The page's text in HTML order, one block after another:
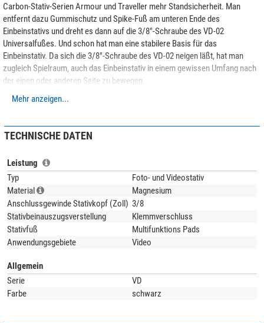
Carbon-Stativ-Serien Armour und Traveller mehr Standsicherheit. Man
entfernt dazu Gummischutz und Spike-Fuß am unteren Ende des
Einbeinstativs und dreht es dann auf die 3/8"-Schraube des VD-02
Universalfußes. Und schon hat man eine stabilere Basis für das
Einbeinstativ. Da sich die 3/8"-Schraube des VD-02 neigen läßt, hat man
zugleich Spielraum, auch das Einbeinstativ in einem gewissen Umfang nach
der einen oder anderen Seite zu bewegen.
Mehr anzeigen...
TECHNISCHE DATEN
Leistung
Typ
Foto- und Videostativ
Material
Magnesium
Anschlussgewinde Stativkopf (Zoll) 3/8
Stativbeinauszugsverstellung
Klemmverschluss
Stativfuß
Multifunktions Pads
Anwendungsgebiete
Video
Allgemein
Serie
VD
Farbe
schwarz